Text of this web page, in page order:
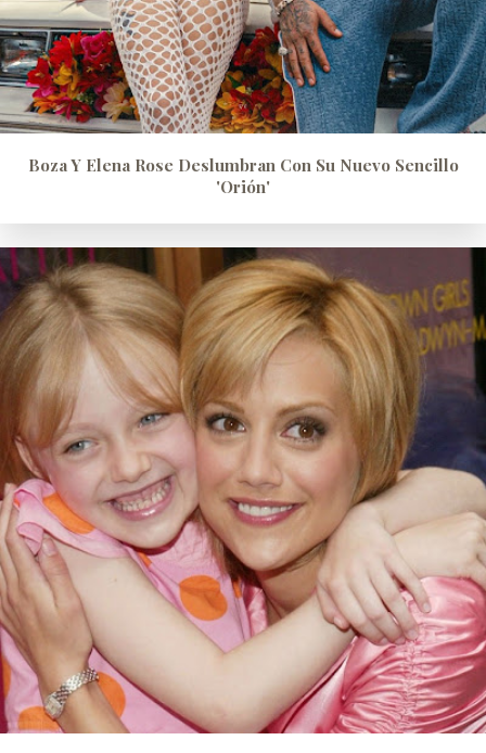
Boza Y Elena Rose Deslumbran Con Su Nuevo Sencillo
'Orión'